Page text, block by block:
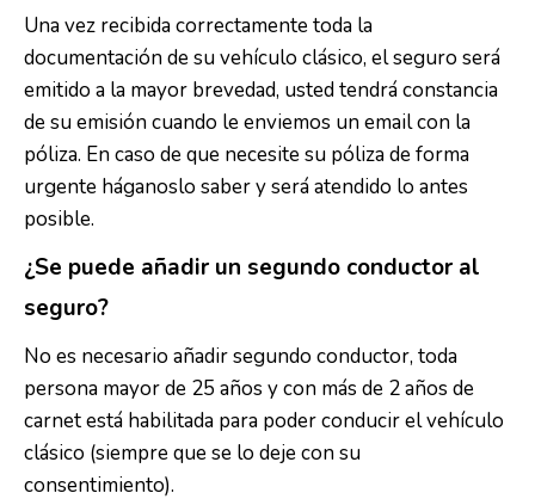
Una vez recibida correctamente toda la
documentación de su vehículo clásico, el seguro será
emitido a la mayor brevedad, usted tendrá constancia
de su emisión cuando le enviemos un email con la
póliza. En caso de que necesite su póliza de forma
urgente háganoslo saber y será atendido lo antes
posible.
¿Se puede añadir un segundo conductor al
seguro?
No es necesario añadir segundo conductor, toda
persona mayor de 25 años y con más de 2 años de
carnet está habilitada para poder conducir el vehículo
clásico (siempre que se lo deje con su
consentimiento).